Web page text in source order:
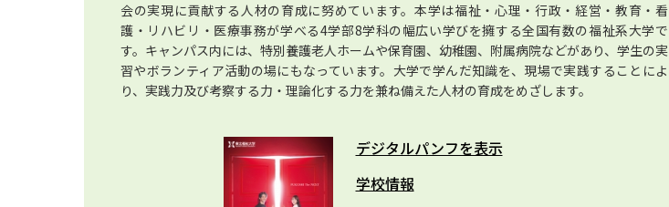
会の実現に貢献する人材の育成に努めています。本学は福祉・心理・行政・経営・教育・看
護・リハビリ・医療事務が学べる4学部8学科の幅広い学びを擁する全国有数の福祉系大学で
す。キャンパス内には、特別養護老人ホームや保育園、幼稚園、附属病院などがあり、学生の実
習やボランティア活動の場にもなっています。大学で学んだ知識を、現場で実践することによ
り、実践力及び考察する力・理論化する力を兼ね備えた人材の育成をめざします。
デジタルパンフを表示
学校情報